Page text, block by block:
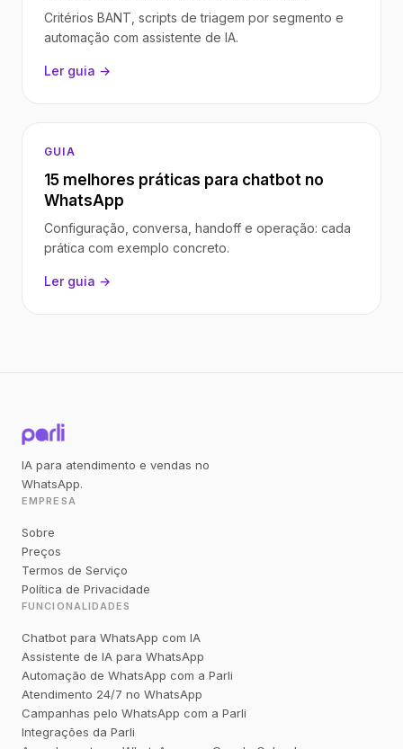
Critérios BANT, scripts de triagem por segmento e
automação com assistente de IA.
Ler guia →
GUIA
15 melhores práticas para chatbot no
WhatsApp
Configuração, conversa, handoff e operação: cada
prática com exemplo concreto.
Ler guia →
IA para atendimento e vendas no
WhatsApp.
EMPRESA
Sobre
Preços
Termos de Serviço
Política de Privacidade
FUNCIONALIDADES
Chatbot para WhatsApp com IA
Assistente de IA para WhatsApp
Automação de WhatsApp com a Parli
Atendimento 24/7 no WhatsApp
Campanhas pelo WhatsApp com a Parli
Integrações da Parli